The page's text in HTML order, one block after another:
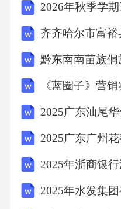
02专业技能要求熟练
突发事件，如包裹破
03服务意识要求以客
求，积极解决问题，
04责任意识要求爱岗
《蓝圈子》营